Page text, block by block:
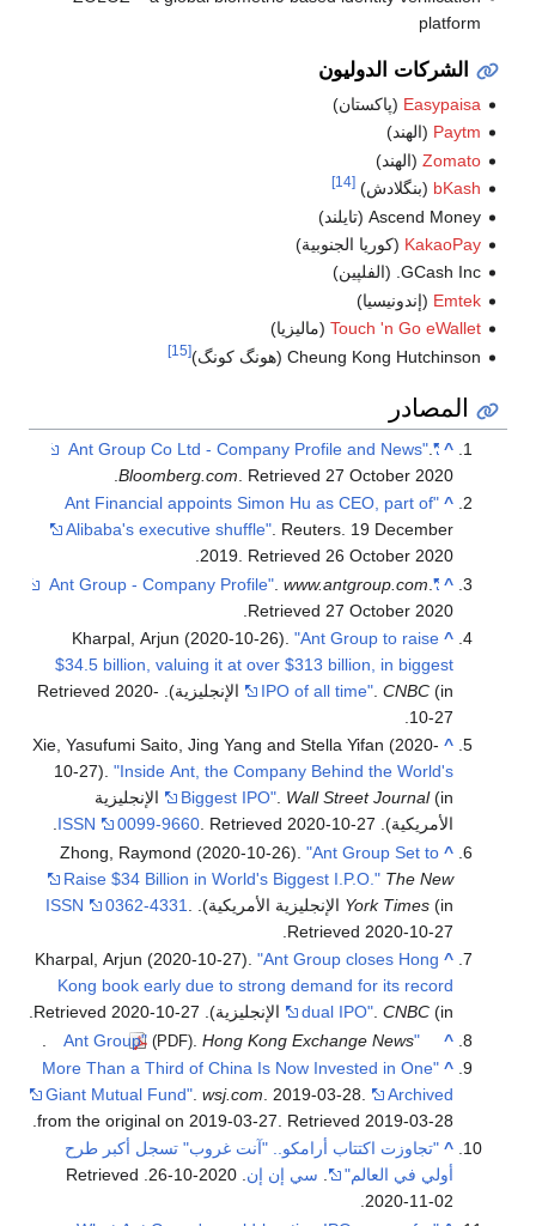
platform
الشركات الدوليون
Easypaisa (پاكستان)
Paytm (الهند)
Zomato (الهند)
bKash (بنگلادش)[14]
Ascend Money (تايلند)
KakaoPay (كوريا الجنوبية)
GCash Inc. (الفلپين)
Emtek (إندونيسيا)
Touch 'n Go eWallet (ماليزيا)
Cheung Kong Hutchinson (هونگ كونگ)
[15]
المصادر
^
"Ant Group Co Ltd - Company Profile and News"
.
Bloomberg.com . Retrieved 27 October 2020
.
^
"Ant Financial appoints Simon Hu as CEO, part of
Alibaba's executive shuffle". Reuters. 19 December
2019. Retrieved26 October 2020
.
^
"Ant Group - Company Profile"
.www.antgroup.com .
Retrieved 27 October 2020
^
Kharpal, Arjun (2020-10-26)."Ant Group to raise
$34.5 billion, valuing it at over $313 billion, in biggest
IPO of all time" .CNBC (in الإنجليزية) . Retrieved
2020-
10-27
^
Xie, Yasufumi Saito, Jing Yang and Stella Yifan (2020-
10-27)."Inside Ant, the Company Behind the World's
Biggest IPO". Wall Street Journal
(in الإنجليزية
الأمريكية).
ISSN 0099-9660. Retrieved2020-10-27
.
^
Zhong, Raymond (2020-10-26)."Ant Group Set to
Raise $34 Billion in World's Biggest I.P.O." The New
York Times (in الإنجليزية الأمريكية). ISSN 0362-4331
Retrieved 2020-10-27
^
Kharpal, Arjun (2020-10-27)."Ant Group closes Hong
Kong book early due to strong demand for its record
dual IPO" .CNBC (in الإنجليزية) . Retrieved
2020-10-27
^
"Ant Group"
(PDF) .Hong Kong Exchange News
^
"More Than a Third of China Is Now Invested in One
Giant Mutual Fund" .wsj.com . 2019-03-28.
Archived
from the original on 2019-03-27 . Retrieved 2019-03-28
.
^ "تجاوزت اكتتاب أرامكو.. "آنت غروب" تسجل أكبر طرح
أولي في العالم"
. سي إن إن. 2020-10-26
. Retrieved
2020-11-02
.